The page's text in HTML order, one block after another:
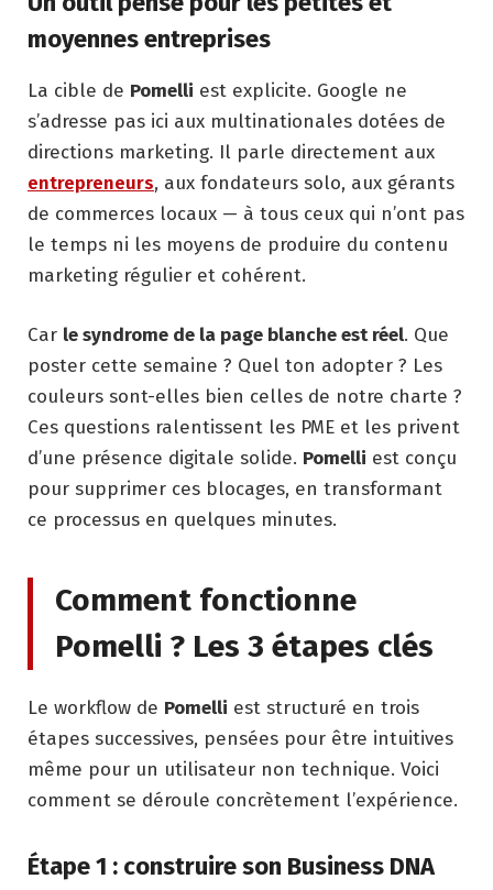
moyennes entreprises
La cible de Pomelli est explicite. Google ne
s’adresse pas ici aux multinationales dotées de
directions marketing. Il parle directement aux
entrepreneurs, aux fondateurs solo, aux gérants
de commerces locaux — à tous ceux qui n’ont pas
le temps ni les moyens de produire du contenu
marketing régulier et cohérent.
Car le syndrome de la page blanche est réel. Que
poster cette semaine ? Quel ton adopter ? Les
couleurs sont-elles bien celles de notre charte ?
Ces questions ralentissent les PME et les privent
d’une présence digitale solide. Pomelli est conçu
pour supprimer ces blocages, en transformant
ce processus en quelques minutes.
Comment fonctionne
Pomelli ? Les 3 étapes clés
Le workflow de Pomelli est structuré en trois
étapes successives, pensées pour être intuitives
même pour un utilisateur non technique. Voici
comment se déroule concrètement l’expérience.
Étape 1 : construire son Business DNA